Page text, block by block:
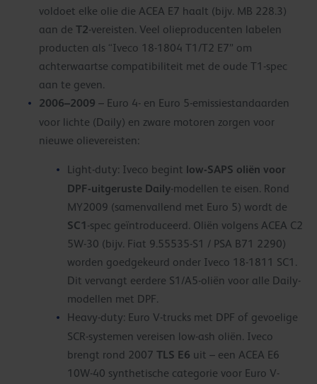
voldoet elke olie die ACEA E7 haalt (bijv. MB 228.3)
aan de T2-vereisten. Veel olieproducenten labelen
producten als “Iveco 18-1804 T1/T2 E7” om
achterwaartse compatibiliteit met de oude T1-spec
aan te geven.
2006–2009 – Euro 4- en Euro 5-emissiestandaarden
voor lichte (Daily) en zware motoren zorgen voor
nieuwe olievereisten:
Light-duty: Iveco begint low-SAPS oliën voor
DPF-uitgeruste Daily-modellen te eisen. Rond
MY2009 (samenvallend met Euro 5) wordt de
SC1 -spec geïntroduceerd. Oliën volgens ACEA C2
5W-30 (bijv. Fiat 9.55535-S1 / PSA B71 2290)
worden goedgekeurd onder Iveco 18-1811 SC1.
Dit vervangt eerdere S1/A5-oliën voor alle Daily-
modellen met DPF.
Heavy-duty: Euro V-trucks met DPF of gevoelige
SCR-systemen vereisen low-ash oliën. Iveco
brengt rond 2007 TLS E6 uit – een ACEA E6
10W-40 synthetische categorie voor Euro V-